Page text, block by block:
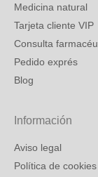
Medicina natural
Tarjeta cliente VIP
Consulta
Pedido exprés
Blog
Información
Aviso legal
Política de cookies